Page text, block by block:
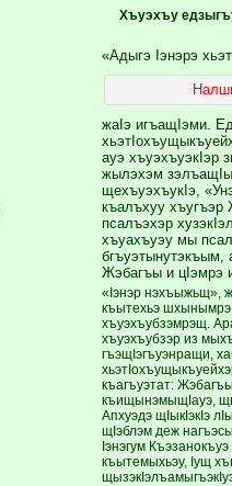
Хъуэхъу
«Адыгэ Iэнэрэ
жаIэ игъащIэми.
ауэ хъуэхъуэкIэр
жылэхэм
щехъуэхъукIэ,
къалъхуу хъугъэр
псалъэхэр
хъуахъуэу мы
бгъуэтынутэкъым,
Жэбагъы и цIэмрэ
«Iэнэр нэхъыжьщ»,
къытехьэ шхынымрэ
хъуэхъубзэмрэщ.
хъуэхъубзэр из
гъэщIэгъуэнращи,
къагъуэтат:
къищынэмыщIауэ,
Апхуэдэ щIыкIэкIэ
щIэблэм деж
Iэнэгум
къытемыхьэу, Iущ